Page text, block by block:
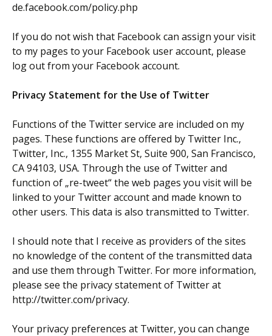
de.facebook.com/policy.php
If you do not wish that Facebook can assign your visit
to my pages to your Facebook user account, please
log out from your Facebook account.
Privacy Statement for the Use of Twitter
Functions of the Twitter service are included on my
pages. These functions are offered by Twitter Inc.,
Twitter, Inc., 1355 Market St, Suite 900, San Francisco,
CA 94103, USA. Through the use of Twitter and
function of „re-tweet“ the web pages you visit will be
linked to your Twitter account and made known to
other users. This data is also transmitted to Twitter.
I should note that I receive as providers of the sites
no knowledge of the content of the transmitted data
and use them through Twitter. For more information,
please see the privacy statement of Twitter at
http://twitter.com/privacy.
Your privacy preferences at Twitter, you can change